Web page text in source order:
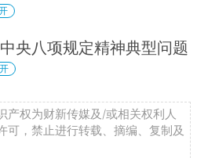
央八项规定精神典型问题
产权为财新传媒及/或相关权利人
可，禁止进行转载、摘编、复制及